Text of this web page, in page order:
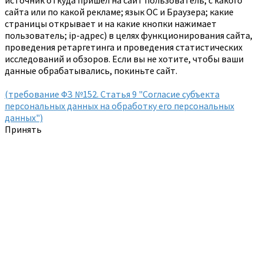
сайта или по какой рекламе; язык ОС и Браузера; какие
страницы открывает и на какие кнопки нажимает
пользователь; ip-адрес) в целях функционирования сайта,
проведения ретаргетинга и проведения статистических
исследований и обзоров. Если вы не хотите, чтобы ваши
данные обрабатывались, покиньте сайт.
(требование ФЗ №152. Статья 9 "Согласие субъекта
персональных данных на обработку его персональных
данных")
Принять